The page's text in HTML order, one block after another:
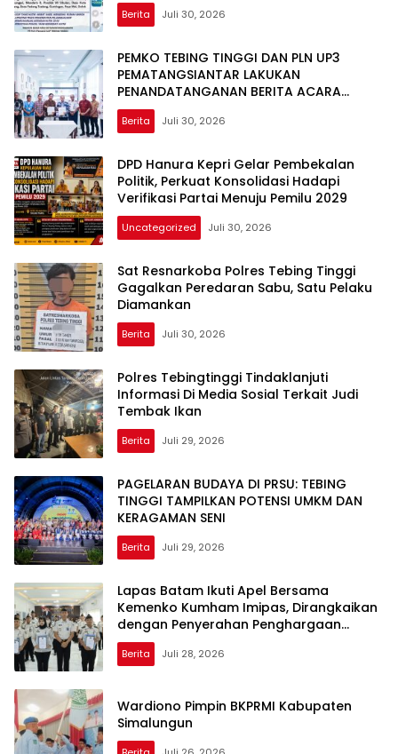
Berita Juli 30, 2026
PEMKO TEBING TINGGI DAN PLN UP3
PEMATANGSIANTAR LAKUKAN
PENANDATANGANAN BERITA ACARA
EFISIENSI DAYA, HEMAT ANGGARAN
RATUSAN JUTA PER BULAN
Berita Juli 30, 2026
DPD Hanura Kepri Gelar Pembekalan
Politik, Perkuat Konsolidasi Hadapi
Verifikasi Partai Menuju Pemilu 2029
Uncategorized Juli 30, 2026
Sat Resnarkoba Polres Tebing Tinggi
Gagalkan Peredaran Sabu, Satu Pelaku
Diamankan
Berita Juli 30, 2026
Polres Tebingtinggi Tindaklanjuti
Informasi Di Media Sosial Terkait Judi
Tembak Ikan
Berita Juli 29, 2026
PAGELARAN BUDAYA DI PRSU: TEBING
TINGGI TAMPILKAN POTENSI UMKM DAN
KERAGAMAN SENI
Berita Juli 29, 2026
Lapas Batam Ikuti Apel Bersama
Kemenko Kumham Imipas, Dirangkaikan
dengan Penyerahan Penghargaan
Pegawai Teladan
Berita Juli 28, 2026
Wardiono Pimpin BKPRMI Kabupaten
Simalungun